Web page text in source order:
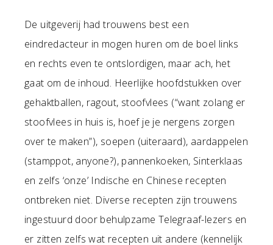
De uitgeverij had trouwens best een
eindredacteur in mogen huren om de boel links
en rechts even te ontslordigen, maar ach, het
gaat om de inhoud. Heerlijke hoofdstukken over
gehaktballen, ragout, stoofvlees (“want zolang er
stoofvlees in huis is, hoef je je nergens zorgen
over te maken”), soepen (uiteraard), aardappelen
(stamppot, anyone?), pannenkoeken, Sinterklaas
en zelfs ‘onze’ Indische en Chinese recepten
ontbreken niet. Diverse recepten zijn trouwens
ingestuurd door behulpzame Telegraaf-lezers en
er zitten zelfs wat recepten uit andere (kennelijk